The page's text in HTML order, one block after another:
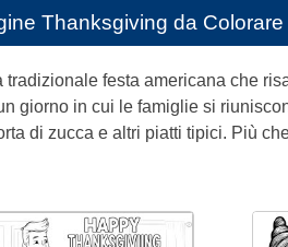
Thanksgiving da
tradizionale festa americana che
giorno in cui le famiglie si
di zucca e altri piatti tipici. Più